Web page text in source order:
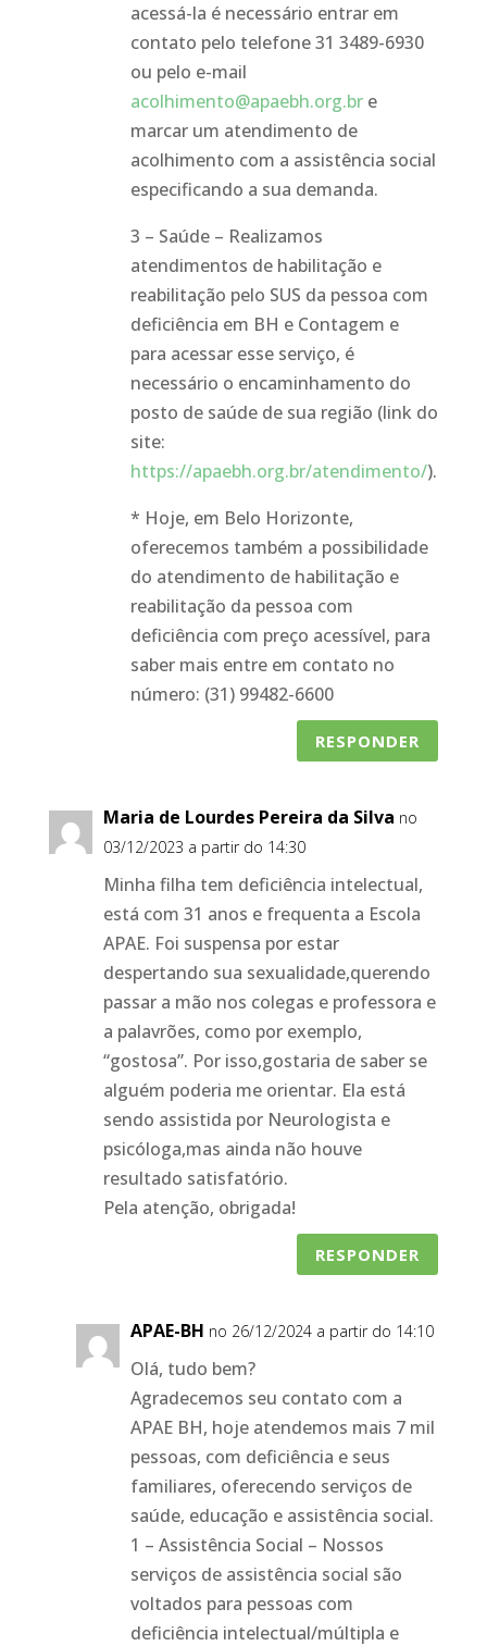
acessá-la é necessário entrar em
contato pelo telefone 31 3489-6930
ou pelo e-mail
acolhimento@apaebh.org.bre
marcar um atendimento de
acolhimento com a assistência social
especificando a sua demanda.
3 – Saúde – Realizamos
atendimentos de habilitação e
reabilitação pelo SUS da pessoa com
deficiência em BH e Contagem e
para acessar esse serviço, é
necessário o encaminhamento do
posto de saúde de sua região (link do
site:
https://apaebh.org.br/atendimento/).
* Hoje, em Belo Horizonte,
oferecemos também a possibilidade
do atendimento de habilitação e
reabilitação da pessoa com
deficiência com preço acessível, para
saber mais entre em contato no
número: (31) 99482-6600
RESPONDER
Maria de Lourdes Pereira da Silva no
03/12/2023 a partir do 14:30
Minha filha tem deficiência intelectual,
está com 31 anos e frequenta a Escola
APAE. Foi suspensa por estar
despertando sua sexualidade,querendo
passar a mão nos colegas e professora e
a palavrões, como por exemplo,
“gostosa”. Por isso,gostaria de saber se
alguém poderia me orientar. Ela está
sendo assistida por Neurologista e
psicóloga,mas ainda não houve
resultado satisfatório.
Pela atenção, obrigada!
RESPONDER
APAE-BH no 26/12/2024 a partir do 14:10
Olá, tudo bem?
Agradecemos seu contato com a
APAE BH, hoje atendemos mais 7 mil
pessoas, com deficiência e seus
familiares, oferecendo serviços de
saúde, educação e assistência social.
1 – Assistência Social – Nossos
serviços de assistência social são
voltados para pessoas com
deficiência intelectual/múltipla e